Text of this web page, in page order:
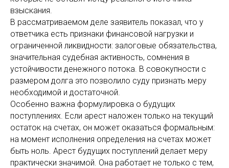
взыскания.
В рассматриваемом деле заявитель показал, что у
ответчика есть признаки финансовой нагрузки и
ограниченной ликвидности: залоговые обязательства,
значительная судебная активность, сомнения в
устойчивости денежного потока. В совокупности с
размером долга это позволило суду признать меру
необходимой и достаточной.
Особенно важна формулировка о будущих
поступлениях. Если арест наложен только на текущий
остаток на счетах, он может оказаться формальным:
на момент исполнения определения на счетах может
быть ноль. Арест будущих поступлений делает меру
практически значимой. Она работает не только с тем,